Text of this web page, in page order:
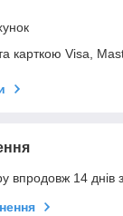
карткою Visa,
впродовж 14 днів